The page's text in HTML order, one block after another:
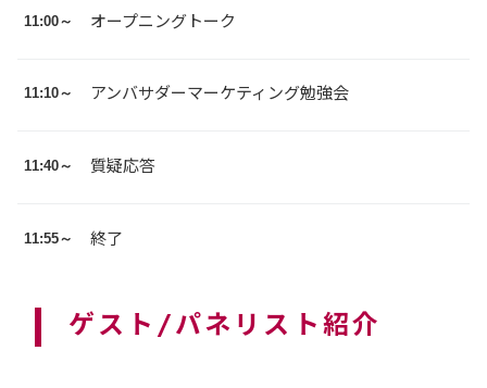
11:00～ オープニングトーク
11:10～ アンバサダーマーケティング勉強会
11:40～ 質疑応答
11:55～ 終了
ゲスト/パネリスト紹介